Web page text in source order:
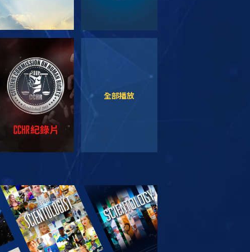
觀看
探索系列節目
全部播放